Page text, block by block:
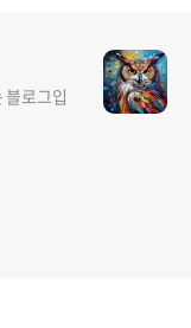
블로그입